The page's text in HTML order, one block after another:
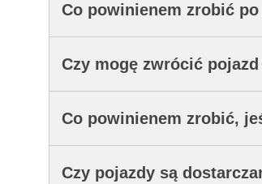
Co powinienem zrobić
Czy mogę zwrócić
Co powinienem zrobić,
Czy pojazdy są